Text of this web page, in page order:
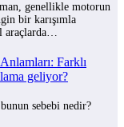
genellikle motorun
bir karışımla
araçlarda…
Farklı
geliyor?
sebebi nedir?